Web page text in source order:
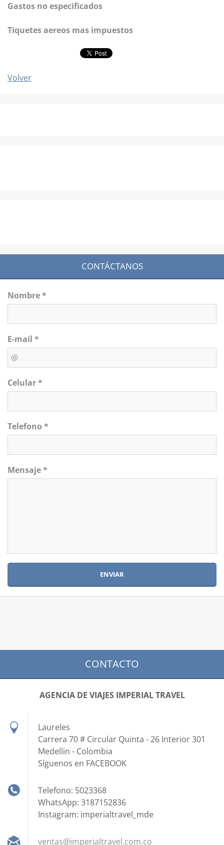
Gastos no especificados
Tiquetes aereos mas impuestos
Volver
CONTÁCTANOS
Nombre *
E-mail *
Celular *
Telefono *
Mensaje *
CONTACTO
AGENCIA DE VIAJES IMPERIAL TRAVEL
Laureles
Carrera 70 # Circular Quinta - 26 Interior 301
Medellin - Colombia
Síguenos en FACEBOOK
Telefono: 5023368
WhatsApp: 3187152836
Instagram: imperialtravel_mde
ventas@imperialtravel.com.co